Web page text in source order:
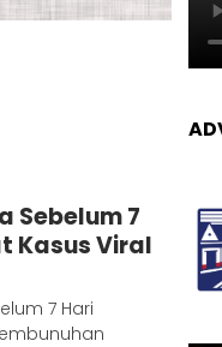
Sebelum 7
Kasus Viral
7 Hari